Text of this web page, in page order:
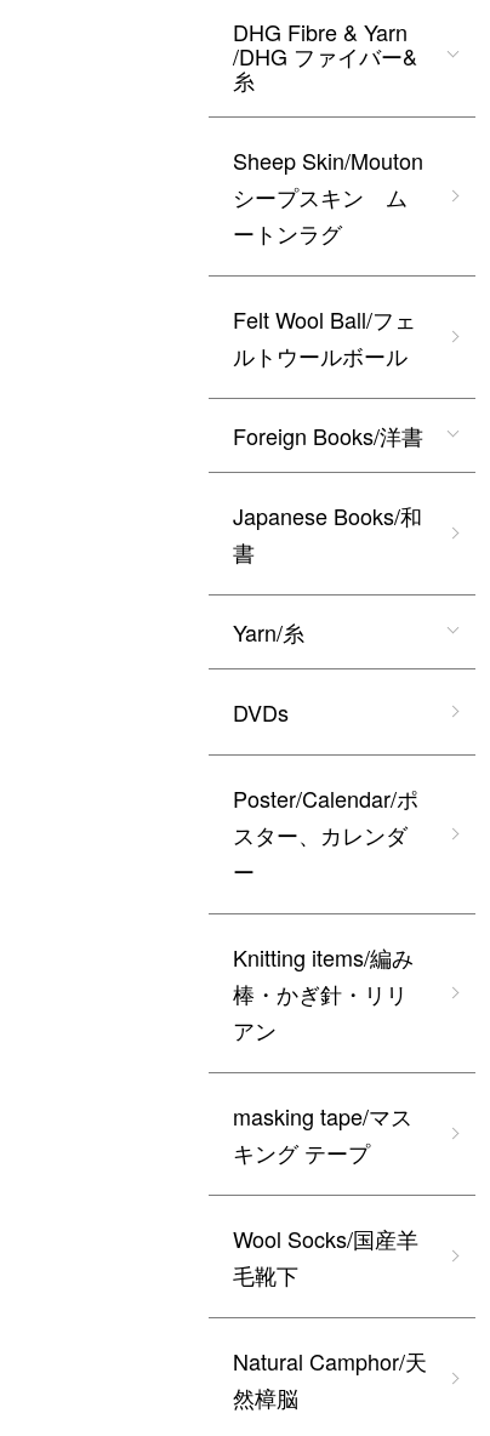
DHG Fibre & Yarn
/DHG ファイバー&
糸
Sheep Skin/Mouton
シープスキン ム
ートンラグ
Felt Wool Ball/フェ
ルトウールボール
Foreign Books/洋書
Japanese Books/和
書
Yarn/糸
DVDs
Poster/Calendar/ポ
スター、カレンダ
ー
Knitting items/編み
棒・かぎ針・リリ
アン
masking tape/マス
キング テープ
Wool Socks/国産羊
毛靴下
Natural Camphor/天
然樟脳